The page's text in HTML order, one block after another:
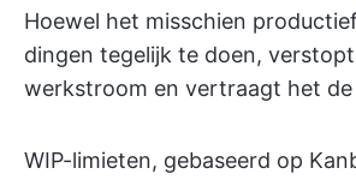
Hoewel het misschien
dingen tegelijk te doen,
werkstroom en vertraagt het de
WIP-limieten, gebaseerd op